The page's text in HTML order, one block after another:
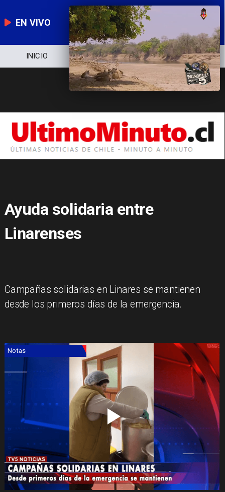
EN VIVO
NOTICIERO POLÍTICA ECONOMÍA
Ayuda solidaria entre
Linarenses
Campañas solidarias en Linares se mantienen
desde los primeros días de la emergencia.
Notas